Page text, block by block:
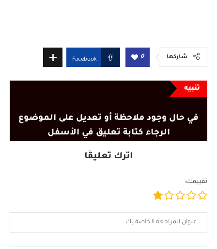
شاركها 0
Facebook
تنبيه
في حال وجود ملاحظة أو تعديل على الموضوع
الرجاء كتابة تعليق في الأسفل
اترك تعليقًا
تقييمك: